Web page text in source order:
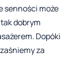
senności może
dobrym
Dopóki
za